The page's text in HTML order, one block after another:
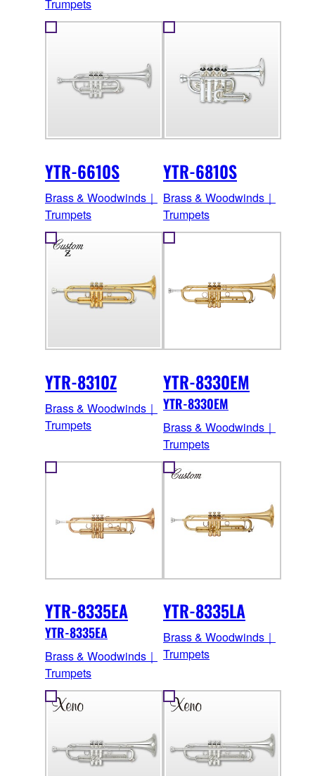
Trumpets
YTR-6610S
Brass & Woodwinds｜
Trumpets
YTR-6810S
Brass & Woodwinds｜
Trumpets
YTR-8310Z
Brass & Woodwinds｜
Trumpets
YTR-8330EM
YTR-8330EM
Brass & Woodwinds｜
Trumpets
YTR-8335EA
YTR-8335EA
Brass & Woodwinds｜
Trumpets
YTR-8335LA
Brass & Woodwinds｜
Trumpets